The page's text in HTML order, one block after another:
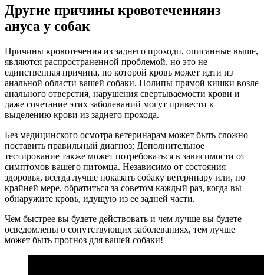
Другие причины кровотеченияиз
ануса у собак
Причины кровотечения из заднего проходп, описанные выше,
являются распространенной проблемой, но это не
единственная причина, по которой кровь может идти из
анальной области вашей собаки. Полипы прямой кишки возле
анального отверстия, нарушения свертываемости крови и
даже сочетание этих заболеваний могут привести к
выделению крови из заднего прохода.
Без медицинского осмотра ветеринарам может быть сложно
поставить правильный диагноз; Дополнительное
тестирование также может потребоваться в зависимости от
симптомов вашего питомца. Независимо от состояния
здоровья, всегда лучше показать собаку ветеринару или, по
крайней мере, обратиться за советом каждый раз, когда вы
обнаружите кровь, идущую из ее задней части.
Чем быстрее вы будете действовать и чем лучше вы будете
осведомлены о сопутствующих заболеваниях, тем лучше
может быть прогноз для вашей собаки!